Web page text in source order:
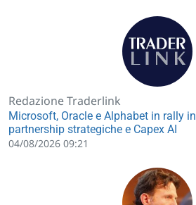
Redazione Traderlink
Microsoft, Oracle e Alphabet in rally
partnership strategiche e Capex AI
04/08/2026 09:21